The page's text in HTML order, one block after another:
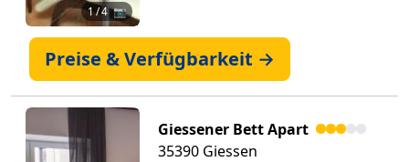
1/ 4 📷
Preise & Verfügbarkeit →
Giessener Bett Apart
35390 Giessen